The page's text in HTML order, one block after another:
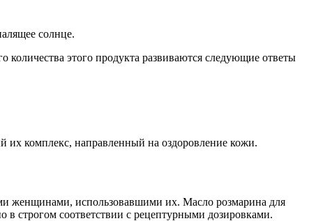
солнце.
этого продукта развиваются следующие ответы
их комплекс, направленный на оздоровление кожи.
женщинами, использовавшими их. Масло розмарина для
строгом соответствии с рецептурными дозировками.